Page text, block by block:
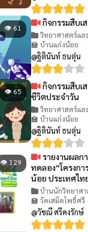
👁 61 กิจกรรมสืบเ
วิทยาศาสตร์แล
🏫 บ้านแก่งน้อย
@ฐิตินันท์ ธนตุ่น
👁 65
กิจกรรมสืบเ
ชีวิตประจำวัน
วิทยาศาสตร์แล
🏫 บ้านแก่งน้อย
@ฐิตินันท์ ธนตุ่น
👁 129
รายงานผลก
ทดลอง“โครงก
น้อย ประเทศไท
บ้านนักวิทยาศ
🏫 วัดเสม็ดโพธิ์ศรี
@วัชณี ศรีคงรักษ์